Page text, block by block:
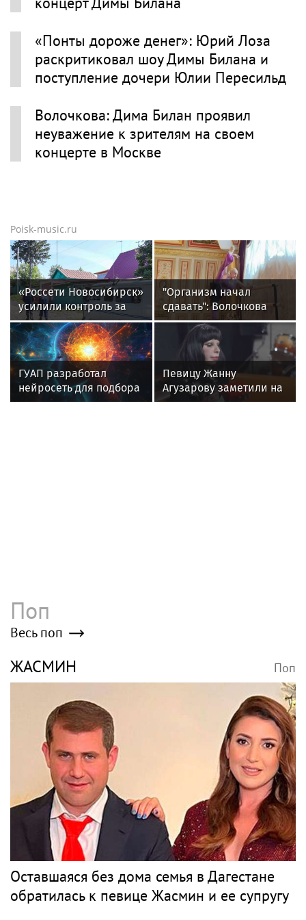
Дима Билан в новостях
«Стадионные концерты — это
масштабные шоу»: Евгений
Финкельштейн прокомментировал
отказ в возврате денег за билеты на
«Россети Новосибирск»
усилили контроль за
незаконными
подвесами ВОЛС: охват
проверок вырос в 1,5
"Организм начал
сдавать": Волочкова
раскрыла причину
отсутствия фотографий
со шпагатами
ГУАП разработал
нейросеть для подбора
обуви по фото стопы
Певицу Жанну
Агузарову заметили на
отдыхе в загородном
отеле с 22-летним
другом
Музыкальные
новости